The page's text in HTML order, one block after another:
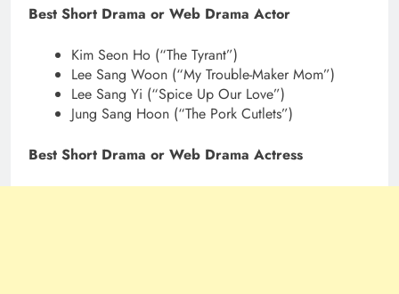
Best Short Drama or Web Drama Actor
Kim Seon Ho (“The Tyrant”)
Lee Sang Woon (“My Trouble-Maker Mom”)
Lee Sang Yi (“Spice Up Our Love”)
Jung Sang Hoon (“The Pork Cutlets”)
Best Short Drama or Web Drama Actress